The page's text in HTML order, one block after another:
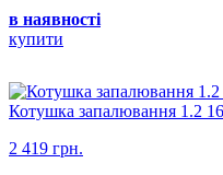
в наявності
купити
Котушка запалювання 1.2
2 419 грн.